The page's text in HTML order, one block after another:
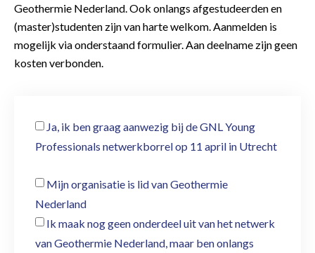
Geothermie Nederland. Ook onlangs afgestudeerden en
(master)studenten zijn van harte welkom. Aanmelden is
mogelijk via onderstaand formulier. Aan deelname zijn geen
kosten verbonden.
Ja, ik ben graag aanwezig bij de GNL Young
Professionals netwerkborrel op 11 april in Utrecht
Mijn organisatie is lid van Geothermie
Nederland
Ik maak nog geen onderdeel uit van het netwerk
van Geothermie Nederland, maar ben onlangs